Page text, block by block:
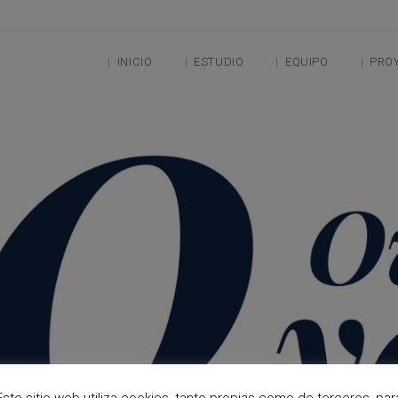
INICIO ESTUDIO EQUIPO